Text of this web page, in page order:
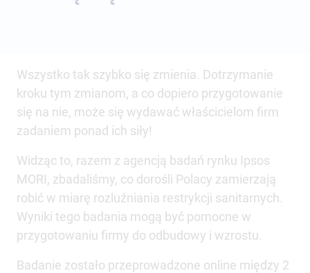
Wszystko tak szybko się zmienia. Dotrzymanie
kroku tym zmianom, a co dopiero przygotowanie
się na nie, może się wydawać właścicielom firm
zadaniem ponad ich siły!
Widząc to, razem z agencją badań rynku Ipsos
MORI, zbadaliśmy, co dorośli Polacy zamierzają
robić w miarę rozluźniania restrykcji sanitarnych.
Wyniki tego badania mogą być pomocne w
przygotowaniu firmy do odbudowy i wzrostu.
Badanie zostało przeprowadzone online między 2